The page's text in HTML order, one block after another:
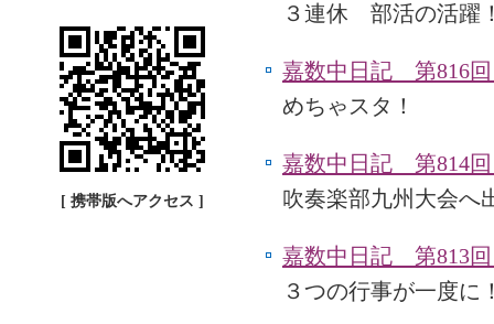
３連休 部活の活躍
嘉数中日記 第816
めちゃスタ！
嘉数中日記 第814
吹奏楽部九州大会へ
嘉数中日記 第813
３つの行事が一度に
[ 携帯版へアクセス ]